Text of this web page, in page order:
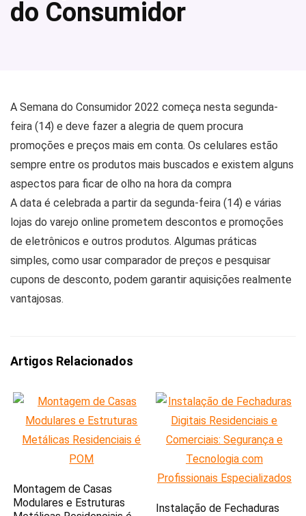
do Consumidor
A Semana do Consumidor 2022 começa nesta segunda-
feira (14) e deve fazer a alegria de quem procura
promoções e preços mais em conta. Os celulares estão
sempre entre os produtos mais buscados e existem alguns
aspectos para ficar de olho na hora da compra
A data é celebrada a partir da segunda-feira (14) e várias
lojas do varejo online prometem descontos e promoções
de eletrônicos e outros produtos. Algumas práticas
simples, como usar comparador de preços e pesquisar
cupons de desconto, podem garantir aquisições realmente
vantajosas.
Artigos Relacionados
Montagem de Casas
Modulares e Estruturas
Instalação de Fechaduras